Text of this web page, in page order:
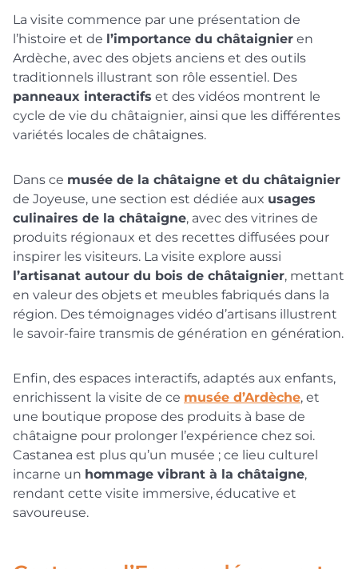
La visite commence par une présentation de
l’histoire et de l’importance du châtaignier en
Ardèche, avec des objets anciens et des outils
traditionnels illustrant son rôle essentiel. Des
panneaux interactifs et des vidéos montrent le
cycle de vie du châtaignier, ainsi que les différentes
variétés locales de châtaignes.
Dans ce musée de la châtaigne et du châtaignier
de Joyeuse, une section est dédiée aux usages
culinaires de la châtaigne, avec des vitrines de
produits régionaux et des recettes diffusées pour
inspirer les visiteurs. La visite explore aussi
l’artisanat autour du bois de châtaignier, mettant
en valeur des objets et meubles fabriqués dans la
région. Des témoignages vidéo d’artisans illustrent
le savoir-faire transmis de génération en génération.
Enfin, des espaces interactifs, adaptés aux enfants,
enrichissent la visite de ce musée d’Ardèche, et
une boutique propose des produits à base de
châtaigne pour prolonger l’expérience chez soi.
Castanea est plus qu’un musée ; ce lieu culturel
incarne un hommage vibrant à la châtaigne,
rendant cette visite immersive, éducative et
savoureuse.